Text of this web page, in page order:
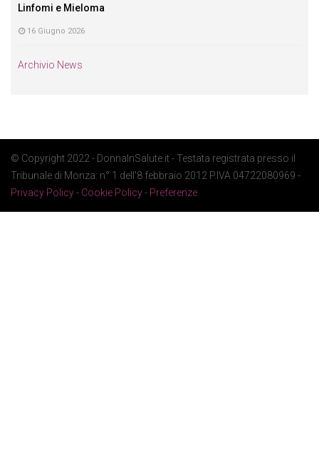
Linfomi e Mieloma
16 Giugno 2026
Archivio News
© Copyright 2022 - DonnaInSalute.it - Testata registrata presso il
Tribunale di Monza: n° 1 dell'8 febbraio 2012 P.IVA 04722080969 -
Privacy Policy- Cookie Policy- Preferenze